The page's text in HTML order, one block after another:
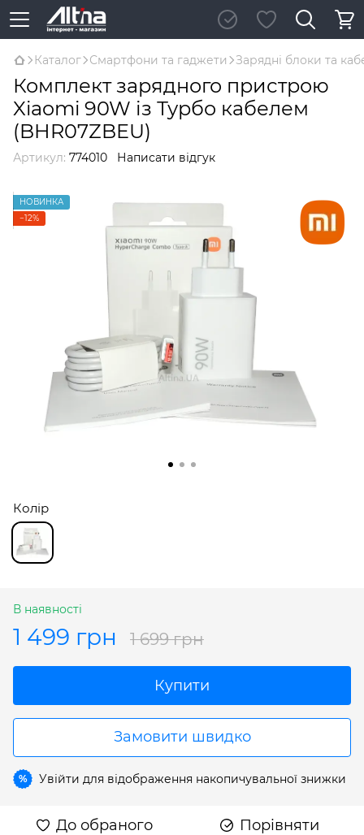
Каталог Смартфони та гаджети Зарядні блоки та
Комплект зарядного пристрою
Xiaomi 90W із Турбо кабелем
(BHR07ZBEU)
Артикул: 774010 Написати відгук
НОВИНКА
−12%
Колір
В наявності
1 499 грн 1 699 грн
Купити
Замовити швидко
% Увійти для відображення накопичувальної знижки
До обраного Порівняти